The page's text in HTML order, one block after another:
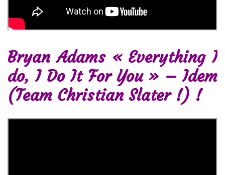
Bryan Adams « Everything I
do, I Do It For You » – Idem
(Team Christian Slater !) !